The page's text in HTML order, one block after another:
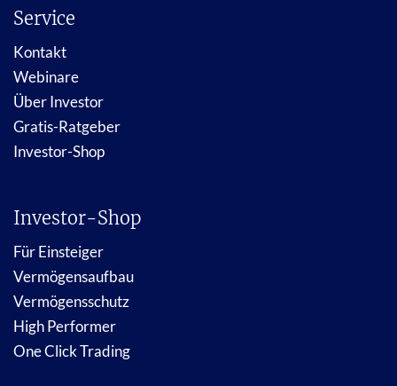
Service
Kontakt
Webinare
Über Investor
Gratis-Ratgeber
Investor-Shop
Investor-Shop
Für Einsteiger
Vermögensaufbau
Vermögensschutz
High Performer
One Click Trading